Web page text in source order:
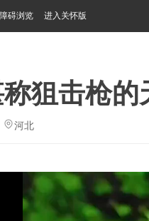
碍浏览 进入关怀版
狙击枪的
河北